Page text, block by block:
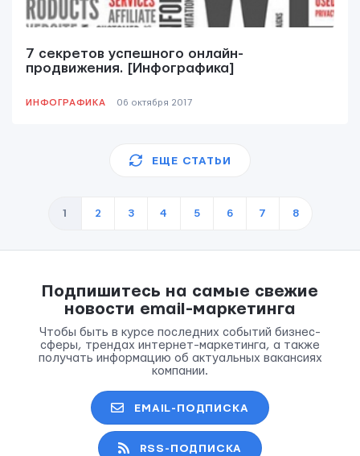
7 секретов успешного онлайн-
продвижения. [Инфографика]
ИНФОГРАФИКА 06 октября 2017
ЕЩЕ СТАТЬИ
1 2 3 4 5 6 7 8
Подпишитесь на самые свежие
новости email-маркетинга
Чтобы быть в курсе последних событий бизнес-
сферы, трендах интернет-маркетинга, а также
получать информацию об актуальных вакансиях
компании.
EMAIL-ПОДПИСКА
RSS-ПОДПИСКА